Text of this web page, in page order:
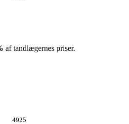
af tandlægernes priser.
4925